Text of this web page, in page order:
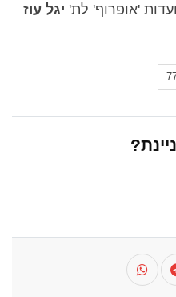
'אופרוף' לת' יגל עוז